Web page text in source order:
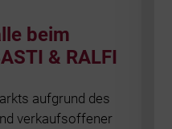
beim
& RALFI
aufgrund des
verkaufsoffener